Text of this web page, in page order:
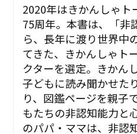
2020年はきかんしゃト
75周年。本書は、「非
ら、長年に渡り世界中
てきた、きかんしゃト
クターを選定。きかん
子どもに読み聞かせた
り、図鑑ページを親子
もたちの非認知能力と
のパパ・ママは、非認